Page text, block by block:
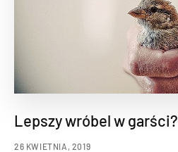
Lepszy wróbel w garści?
26 KWIETNIA, 2019